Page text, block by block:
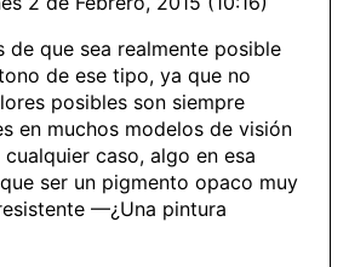
de que sea realmente posible
de ese tipo, ya que no
posibles son siempre
en muchos modelos de visión
caso, algo en esa
ser un pigmento opaco muy
—¿Una pintura